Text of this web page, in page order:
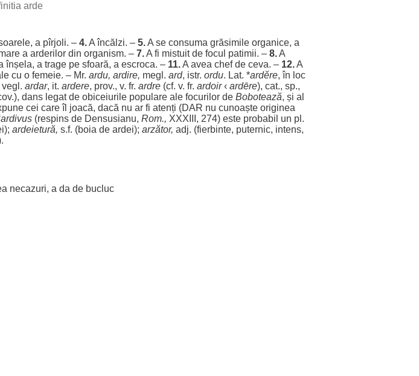
arde
, a pîrjoli. – 4.Aîncălzi. – 5.A se consuma grăsimile organice, a
a arderilor din organism. – 7.A fi mistuitde focul patimii. – 8.A
înșela, a trage pe sfoară, a escroca. – 11.A avea chefde ceva. – 12.A
cu o femeie. – Mr. ardu, ardire, megl. ard, istr. ordu. Lat. *ardĕre, în loc
vegl. ardar, it. ardere, prov., v. fr. ardre (cf. v. fr. ardoir‹ ardēre), cat., sp.,
dans legatde obiceiurile populare ale focurilor de Bobotează, și al
cei careîl joacă, dacă nu ar fi atenți (DAR nu cunoaște originea
ardivus (respins de Densusianu, Rom., XXXIII, 274) este probabil un pl.
); ardeietură, s.f. (boia de ardei); arzător, adj. (fierbinte, puternic, intens,
necazuri, a da de bucluc